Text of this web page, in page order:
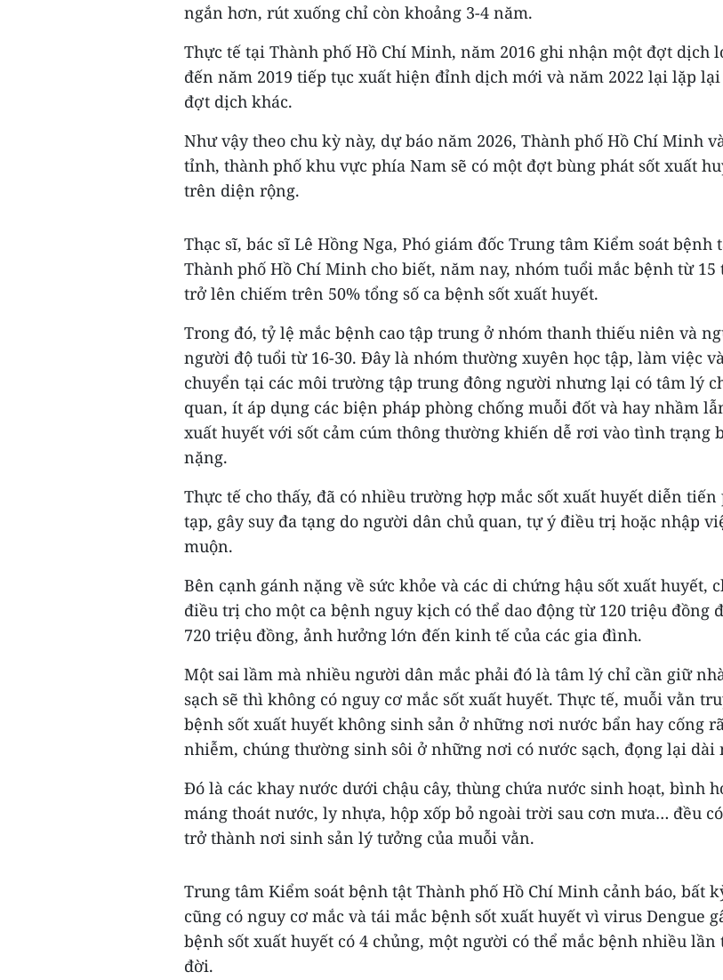
ngắn hơn, rút xuống chỉ còn khoảng 3-4 năm.
Thực tế tại Thành phố Hồ Chí Minh, năm 2016 ghi nhận một đợt dịch
đến năm 2019 tiếp tục xuất hiện đỉnh dịch mới và năm 2022 lại lặp
đợt dịch khác.
Như vậy theo chu kỳ này, dự báo năm 2026, Thành phố Hồ Chí Minh
tỉnh, thành phố khu vực phía Nam sẽ có một đợt bùng phát sốt xuất
trên diện rộng.
Thạc sĩ, bác sĩ Lê Hồng Nga, Phó giám đốc Trung tâm Kiểm soát bệnh
Thành phố Hồ Chí Minh cho biết, năm nay, nhóm tuổi mắc bệnh từ 15
trở lên chiếm trên 50% tổng số ca bệnh sốt xuất huyết.
Trong đó, tỷ lệ mắc bệnh cao tập trung ở nhóm thanh thiếu niên và
người độ tuổi từ 16-30. Đây là nhóm thường xuyên học tập, làm việc
chuyển tại các môi trường tập trung đông người nhưng lại có tâm lý
quan, ít áp dụng các biện pháp phòng chống muỗi đốt và hay nhầm
xuất huyết với sốt cảm cúm thông thường khiến dễ rơi vào tình trạng
nặng.
Thực tế cho thấy, đã có nhiều trường hợp mắc sốt xuất huyết diễn tiến
tạp, gây suy đa tạng do người dân chủ quan, tự ý điều trị hoặc nhập
muộn.
Bên cạnh gánh nặng về sức khỏe và các di chứng hậu sốt xuất huyết,
điều trị cho một ca bệnh nguy kịch có thể dao động từ 120 triệu đồng
720 triệu đồng, ảnh hưởng lớn đến kinh tế của các gia đình.
Một sai lầm mà nhiều người dân mắc phải đó là tâm lý chỉ cần giữ
sạch sẽ thì không có nguy cơ mắc sốt xuất huyết. Thực tế, muỗi vằn
bệnh sốt xuất huyết không sinh sản ở những nơi nước bẩn hay cống
nhiễm, chúng thường sinh sôi ở những nơi có nước sạch, đọng lại dài
Đó là các khay nước dưới chậu cây, thùng chứa nước sinh hoạt, bình
máng thoát nước, ly nhựa, hộp xốp bỏ ngoài trời sau cơn mưa… đều
trở thành nơi sinh sản lý tưởng của muỗi vằn.
Trung tâm Kiểm soát bệnh tật Thành phố Hồ Chí Minh cảnh báo, bất
cũng có nguy cơ mắc và tái mắc bệnh sốt xuất huyết vì virus Dengue
bệnh sốt xuất huyết có 4 chủng, một người có thể mắc bệnh nhiều lần
đời.